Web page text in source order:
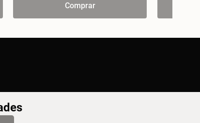
Comprar